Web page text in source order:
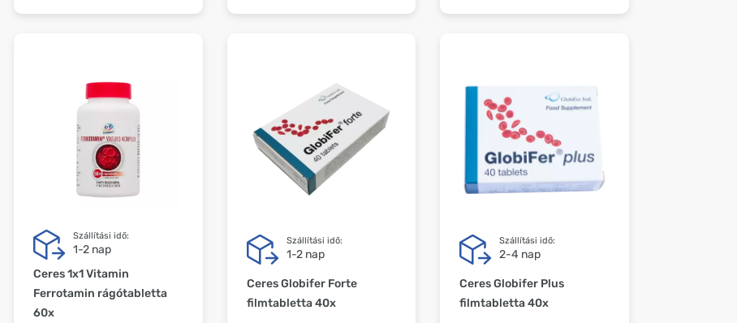
Szállítási idő:
1-2 nap
Ceres 1x1 Vitamin
Ferrotamin rágótabletta
60x
Szállítási idő:
1-2 nap
Ceres Globifer Forte
filmtabletta 40x
Szállítási idő:
2-4 nap
Ceres Globifer Plus
filmtabletta 40x